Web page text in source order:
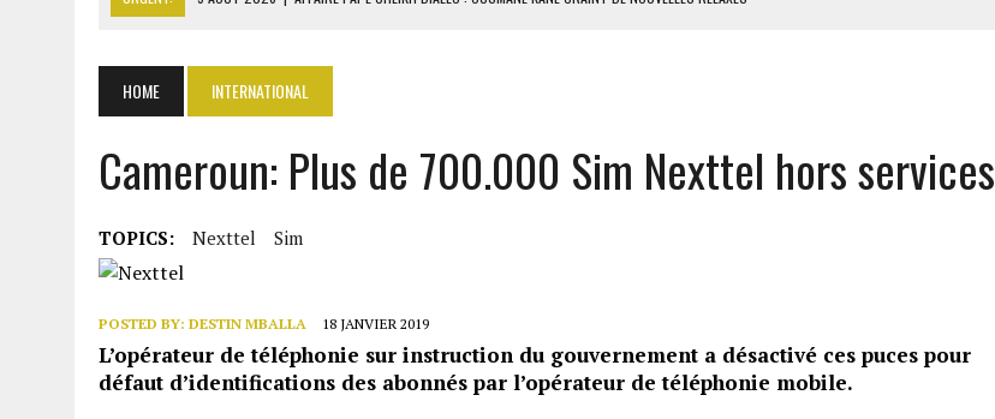
9 AOÛT 2026 | AÏSSATA TALL SALL RÉVÈLE LES COULISSES DIPLOMATIQUES DE MACKY SALL
ITURI : 13 CIVILS TUÉS ET UN VILLAGE INCENDIÉ PAR LES ADF
HOME INTERNATIONAL
Cameroun: Plus de 700.000 Sim Nexttel hors services
TOPICS: Nexttel Sim
POSTED BY: DESTIN MBALLA 18 JANVIER 2019
L’opérateur de téléphonie sur instruction du gouvernement a désactivé ces puces pour
défaut d’identifications des abonnés par l’opérateur de téléphonie mobile.